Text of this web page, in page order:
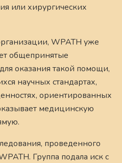
или хирургических
WPATH уже
общепринятые
оказания такой помощи,
научных стандартах,
ориентированных
медицинскую
проведенного
Группа подала иск с